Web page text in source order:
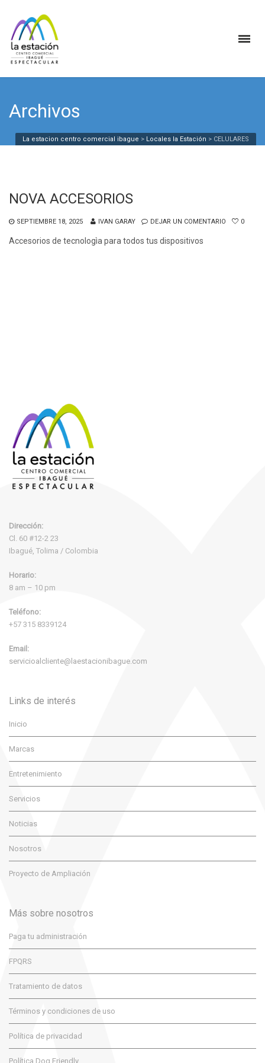
Archivos
La estacion centro comercial ibague > Locales la Estación > CELULARES
NOVA ACCESORIOS
SEPTIEMBRE 18, 2025 IVAN GARAY DEJAR UN COMENTARIO 0
Accesorios de tecnologìa para todos tus dispositivos
Dirección:
Cl. 60 #12-2 23
Ibagué, Tolima / Colombia
Horario:
8 am – 10 pm
Teléfono:
+57 315 8339124
Email:
servicioalcliente@laestacionibague.com
Links de interés
Inicio
Marcas
Entretenimiento
Servicios
Noticias
Nosotros
Proyecto de Ampliación
Más sobre nosotros
Paga tu administración
FPQRS
Tratamiento de datos
Términos y condiciones de uso
Política de privacidad
Política Dog Friendly